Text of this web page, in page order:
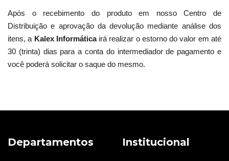
Após o recebimento do produto em nosso Centro de
Distribuição e aprovação da devolução mediante análise dos
itens, a Kalex Informática irá realizar o estorno do valor em até
30 (trinta) dias para a conta do intermediador de pagamento e
você poderá solicitar o saque do mesmo.
Departamentos Institucional